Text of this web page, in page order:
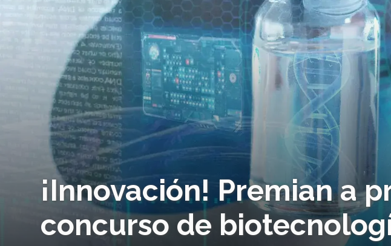
¡Innovación! Premian a
concurso de